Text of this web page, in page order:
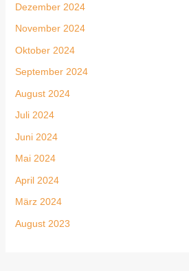
Dezember 2024
November 2024
Oktober 2024
September 2024
August 2024
Juli 2024
Juni 2024
Mai 2024
April 2024
März 2024
August 2023